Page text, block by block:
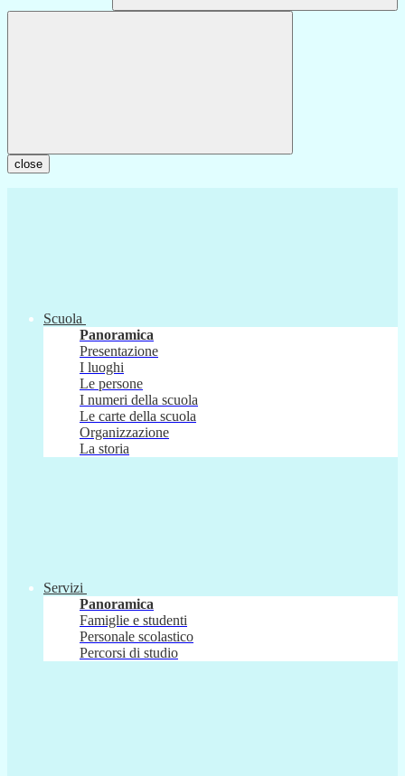
close
Scuola
Panoramica
Presentazione
I luoghi
Le persone
I numeri della scuola
Le carte della scuola
Organizzazione
La storia
Servizi
Panoramica
Famiglie e studenti
Personale scolastico
Percorsi di studio